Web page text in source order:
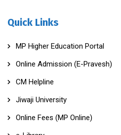
Quick Links
MP Higher Education Portal
Online Admission (E-Pravesh)
CM Helpline
Jiwaji University
Online Fees (MP Online)